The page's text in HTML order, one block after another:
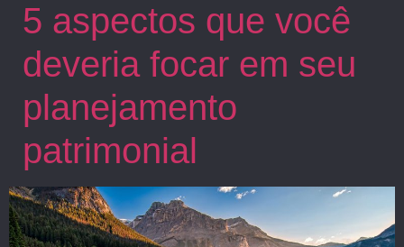
5 aspectos que você
deveria focar em seu
planejamento
patrimonial